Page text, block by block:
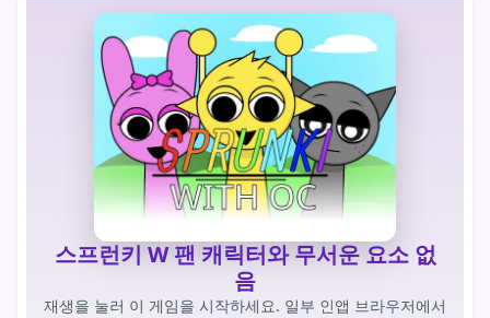
스프런키 W 팬 캐릭터와 무서운 요소 없
음
재생을 눌러 이 게임을 시작하세요. 일부 인앱 브라우저에서